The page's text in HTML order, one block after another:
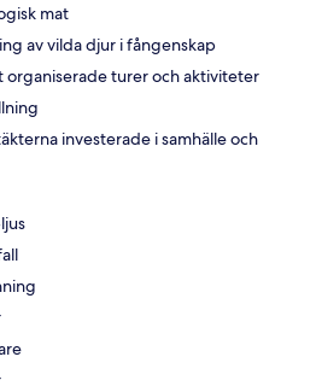
mat
av vilda djur i fångenskap
organiserade turer och aktiviteter
investerade i samhälle och